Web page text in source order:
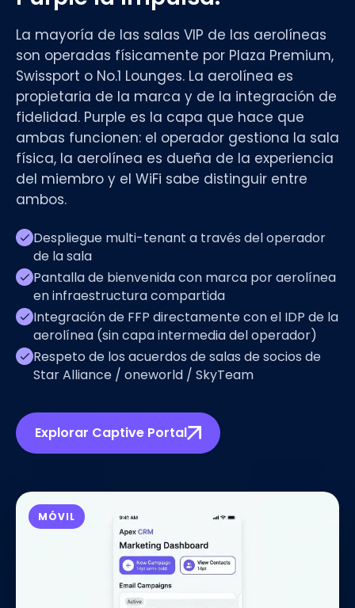
La mayoría de las salas VIP de las aerolíneas
son operadas físicamente por Plaza Premium,
Swissport o No.1 Lounges. La aerolínea es
propietaria de la marca y de la integración de
fidelidad. Purple es la capa que hace que
ambas funcionen: el operador gestiona la sala
física, la aerolínea es dueña de la experiencia
del miembro y el WiFi sabe distinguir entre
ambos.
Despliegue multi-tenant a través del operador
de la sala
Pantalla de bienvenida con marca por aerolínea
en infraestructura compartida
Integración de FFP directamente con el IDP de la
aerolínea (sin capa intermedia del operador)
Respeto de los acuerdos de salas de socios de
Star Alliance / oneworld / SkyTeam
Explorar Captive Portal
MÓVIL